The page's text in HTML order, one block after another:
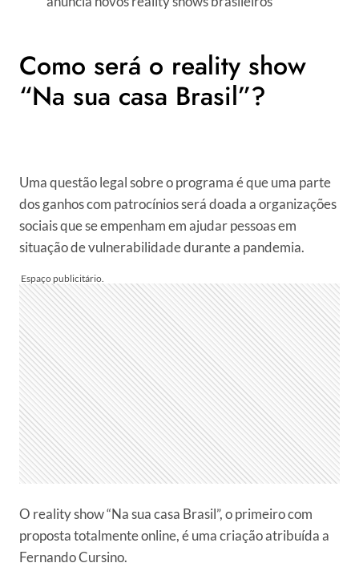
Como será o reality show
“Na sua casa Brasil”?
Uma questão legal sobre o programa é que uma parte
dos ganhos com patrocínios será doada a organizações
sociais que se empenham em ajudar pessoas em
situação de vulnerabilidade durante a pandemia.
O reality show “Na sua casa Brasil”, o primeiro com
proposta totalmente online, é uma criação atribuída a
Fernando Cursino.